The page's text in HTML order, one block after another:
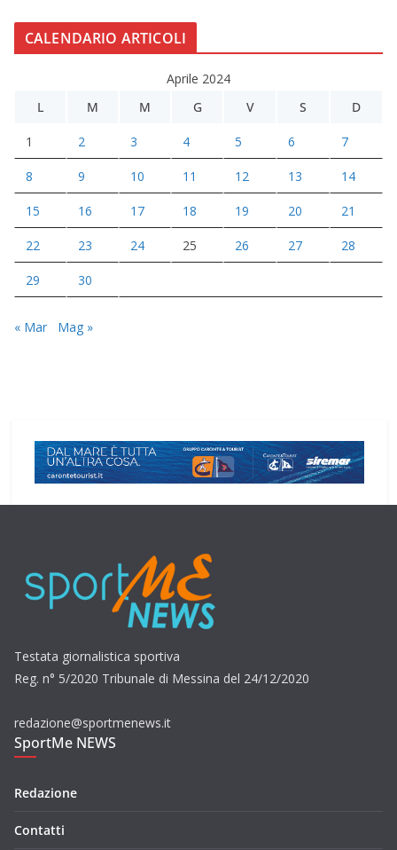
CALENDARIO ARTICOLI
Aprile 2024
L
M M G V S D
1 2 3 4 5 6 7
8 9 10 11 12 13 14
15 16 17 18 19 20 21
22 23 24 25 26 27 28
29 30
« Mar Mag »
Testata giornalistica sportiva
Reg. n° 5/2020 Tribunale di Messina del 24/12/2020
redazione@sportmenews.it
SportMe NEWS
Redazione
Contatti